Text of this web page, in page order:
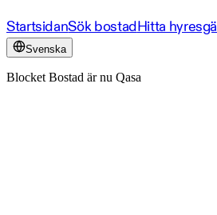
StartsidanSök bostadHitta
Svenska
Blocket Bostad är nu Qasa